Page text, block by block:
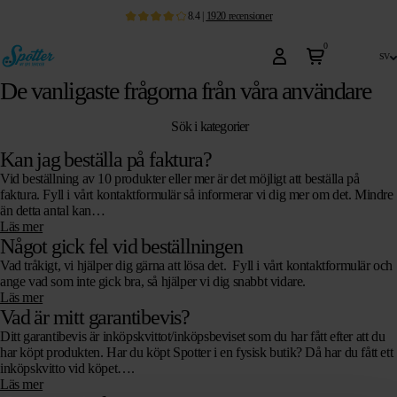
8.4| 1920 recensioner
0
sv
De vanligaste frågorna från våra användare
Sök i kategorier
Kan jag beställa på faktura?
Vid beställning av 10 produkter eller mer är det möjligt att beställa på
faktura. Fyll i vårt kontaktformulär så informerar vi dig mer om det. Mindre
än detta antal kan…
Läs mer
Något gick fel vid beställningen
Vad tråkigt, vi hjälper dig gärna att lösa det. Fyll i vårt kontaktformulär och
ange vad som inte gick bra, så hjälper vi dig snabbt vidare.
Läs mer
Vad är mitt garantibevis?
Ditt garantibevis är inköpskvittot/inköpsbeviset som du har fått efter att du
har köpt produkten. Har du köpt Spotter i en fysisk butik? Då har du fått ett
inköpskvitto vid köpet….
Läs mer